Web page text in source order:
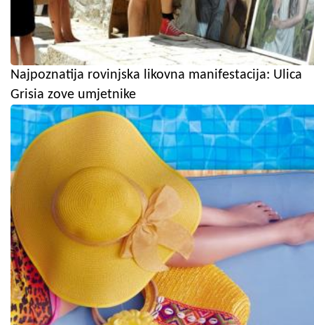
Najpoznatija rovinjska likovna manifestacija: Ulica
Grisia zove umjetnike